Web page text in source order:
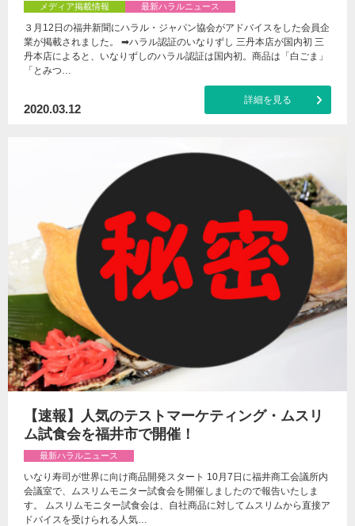
メディア掲載情報 最新ハラルニュース
３月12日の福井新聞にハラル・ジャパン協会がアドバイスをした会員企
業が掲載されました。 ➡ハラル認証のいなりずし 三丹本店が国内初 三
丹本店によると、いなりずしのハラル認証は国内初。商品は「白ごま」
「とみつ…
2020.03.12
詳細を見る
【速報】人気のテストマーケティング・ムスリ
ム試食会を福井市で開催！
最新ハラルニュース
いなり寿司が世界に向け商品開発スタート 10月7日に福井商工会議所内
会議室で、ムスリムモニター試食会を開催しましたので報告いたしま
す。 ムスリムモニター試食会は、自社商品に対してムスリムから直接ア
ドバイスを受けられる人気…